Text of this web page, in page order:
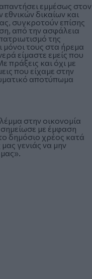
εμμέσως στον
δικαίων και
συγκροτούν επίσης
από την ασφάλεια
της
μόνοι τους στα ήρεμα
είμαστε εμείς που
πράξεις και όχι με
που είχαμε στην
αποτύπωμα
στην οικονομία
με έμφαση
δημόσιο χρέος κατά
γενιάς να μην